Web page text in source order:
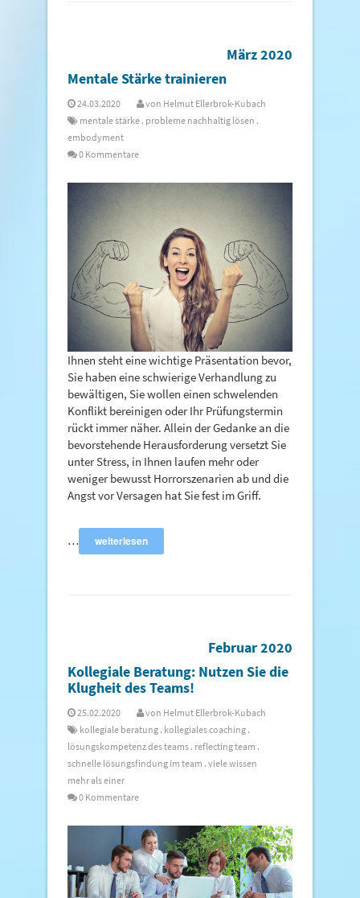
März 2020
Mentale Stärke trainieren
24.03.2020 von Helmut Ellerbrok-Kubach
mentale stärke . probleme nachhaltig lösen .
embodyment
0 Kommentare
Ihnen steht eine wichtige Präsentation bevor,
Sie haben eine schwierige Verhandlung zu
bewältigen, Sie wollen einen schwelenden
Konflikt bereinigen oder Ihr Prüfungstermin
rückt immer näher. Allein der Gedanke an die
bevorstehende Herausforderung versetzt Sie
unter Stress, in Ihnen laufen mehr oder
weniger bewusst Horrorszenarien ab und die
Angst vor Versagen hat Sie fest im Griff.
… weiterlesen
Februar 2020
Kollegiale Beratung: Nutzen Sie die
Klugheit des Teams!
25.02.2020 von Helmut Ellerbrok-Kubach
kollegiale beratung . kollegiales coaching .
lösungskompetenz des teams . reflecting team .
schnelle lösungsfindung im team . viele wissen
mehr als einer
0 Kommentare